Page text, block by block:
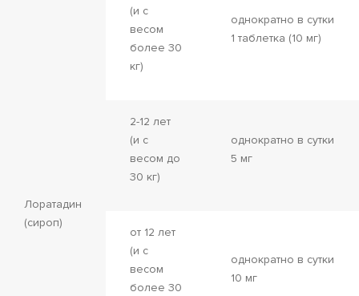
(и с
весом
более 30
кг)
однократно в сутки
1 таблетка (10 мг)
Лоратадин
(сироп)
2-12 лет
(и с
весом до
30 кг)
однократно в сутки
5 мг
от 12 лет
(и с
весом
более 30
однократно в сутки
10 мг